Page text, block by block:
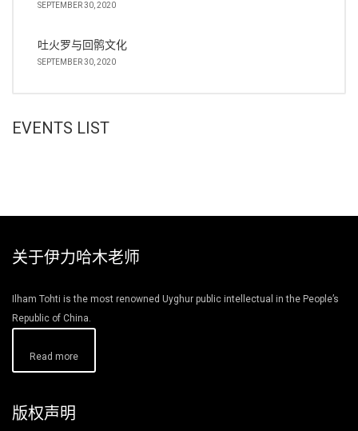
SEPTEMBER 30, 2020
吐火罗与回鹘文化
SEPTEMBER 30, 2020
EVENTS LIST
关于伊力哈木老师
Ilham Tohti is the most renowned Uyghur public intellectual in the People’s
Republic of China.
Read more
版权声明